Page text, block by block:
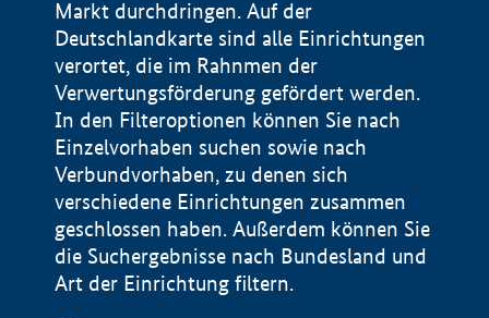
Markt durchdringen. Auf der
Deutschlandkarte sind alle Einrichtungen
verortet, die im Rahnmen der
Verwertungsförderung gefördert werden.
In den Filteroptionen können Sie nach
Einzelvorhaben suchen sowie nach
Verbundvorhaben, zu denen sich
verschiedene Einrichtungen zusammen
geschlossen haben. Außerdem können Sie
die Suchergebnisse nach Bundesland und
Art der Einrichtung filtern.